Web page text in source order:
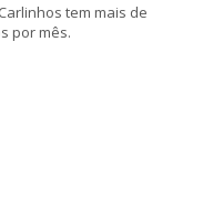
tem mais de
por mês.